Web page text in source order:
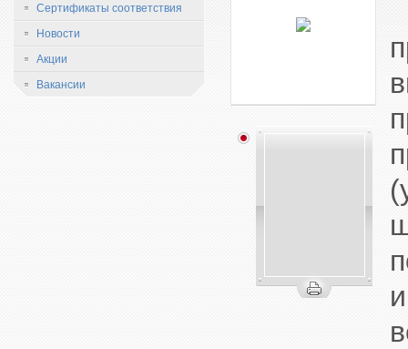
Сертификаты соответствия
Новости
Акции
Вакансии